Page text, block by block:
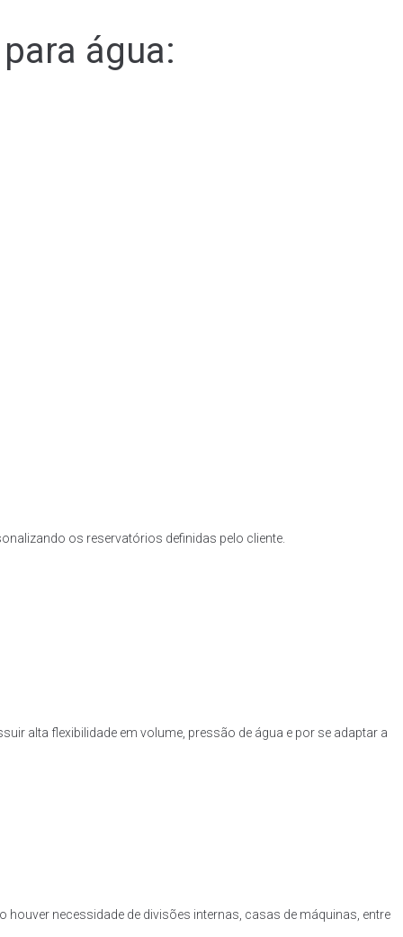
água:
os reservatórios definidas pelo cliente.
alta flexibilidade em volume, pressão de água e por se adaptar a
necessidade de divisões internas, casas de máquinas, entre